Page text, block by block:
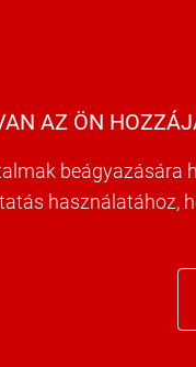
AZ ÖN
beágyazására
használatához,